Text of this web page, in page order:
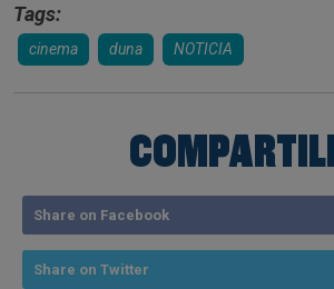
Tags:
cinema duna NOTICIA
Share on Facebook
Share on Twitter